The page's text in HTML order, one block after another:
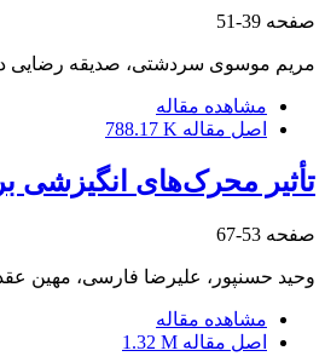
صفحه 39-51
مریم موسوی سردشتی، صدیقه رضایی
مشاهده مقاله
اصل مقاله 788.17 K
تأثیر محرک‌های انگیزشی
صفحه 53-67
وحید حسنپور، علیرضا فارسی، مهین
مشاهده مقاله
اصل مقاله 1.32 M